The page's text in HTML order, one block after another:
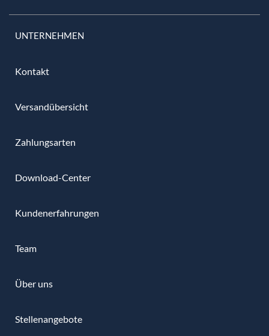
UNTERNEHMEN
Kontakt
Versandübersicht
Zahlungsarten
Download-Center
Kundenerfahrungen
Team
Über uns
Stellenangebote